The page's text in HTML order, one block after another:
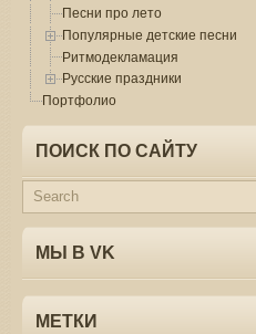
Песни про лето
Популярные детские песни
Ритмодекламация
Русские праздники
Портфолио
ПОИСК ПО САЙТУ
МЫ В VK
МЕТКИ